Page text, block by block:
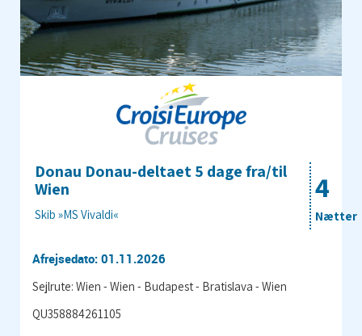
4
Nætter
Donau Donau-deltaet 5 dage fra/til
Wien
Skib »MS Vivaldi«
Afrejsedato: 01.11.2026
Sejlrute: Wien - Wien - Budapest - Bratislava - Wien
QU358884261105